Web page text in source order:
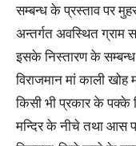
सम्बन्ध के प्रस्ताव पर
अन्तर्गत अवस्थित ग्राम
इसके निस्तारण के सम्बन्ध
विराजमान मां काली
किसी भी प्रकार के पक्के
मन्दिर के नीचे तथा आस